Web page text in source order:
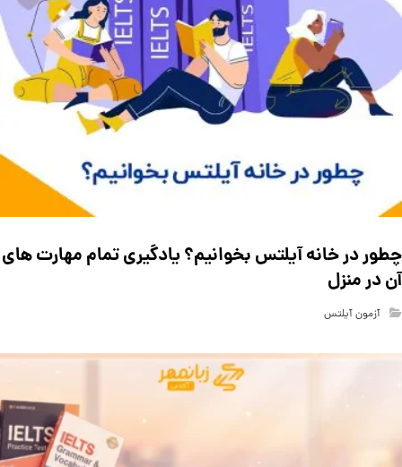
چطور در خانه آیلتس بخوانیم؟ یادگیری تمام مهارت های
آن در منزل
آزمون آیلتس